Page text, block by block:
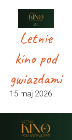
Letnie
kino pod
gwiazdami
15 maj 2026